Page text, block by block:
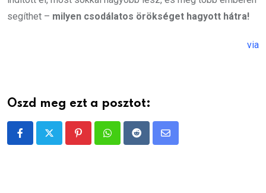
segíthet – milyen csodálatos örökséget hagyott hátra!
via
Oszd meg ezt a posztot:
PinterestWhatsappRedditShare